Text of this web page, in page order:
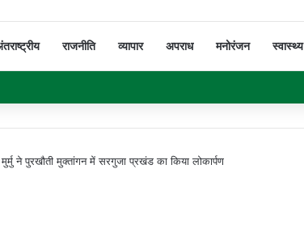
राजनीति व्यापार अपराध मनोरंजन स्वास्थ्य
मुर्मु ने पुरखौती मुक्तांगन में सरगुजा प्रखंड का किया लोकार्पण